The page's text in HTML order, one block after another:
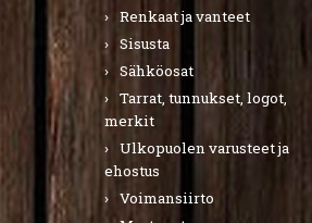
Renkaat ja vanteet
Sisusta
Sähköosat
Tarrat, tunnukset, logot,
merkit
Ulkopuolen varusteet ja
ehostus
Voimansiirto